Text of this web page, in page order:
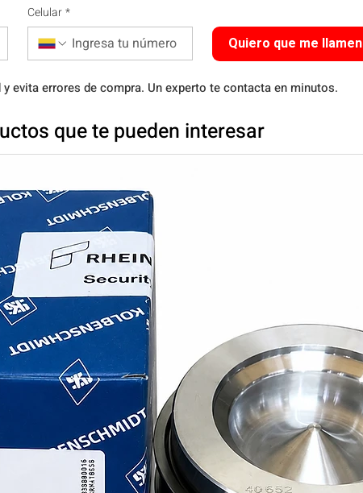
Celular *
Quiero que me llamen
evita errores de compra. Un experto te contacta en minutos.
que te pueden interesar